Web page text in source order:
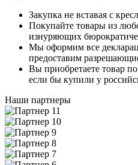
Закупка не вставая с
Покупайте товары из
изнуряющих
Мы оформим все
предоставим
Вы приобретаете товар
если бы купили у
Наши партнеры